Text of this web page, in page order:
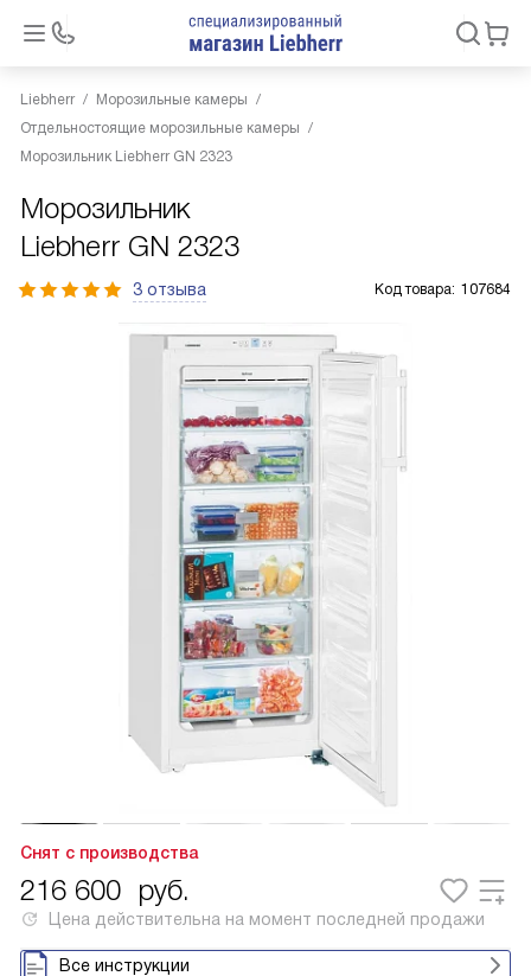
Liebherr
Морозильные камеры
Отдельностоящие морозильные камеры
Морозильник Liebherr GN 2323
Морозильник
Liebherr GN 2323
3 отзыва Код товара: 107684
Снят с производства
216 600 руб.
Цена действительна на момент последней продажи
Все инструкции